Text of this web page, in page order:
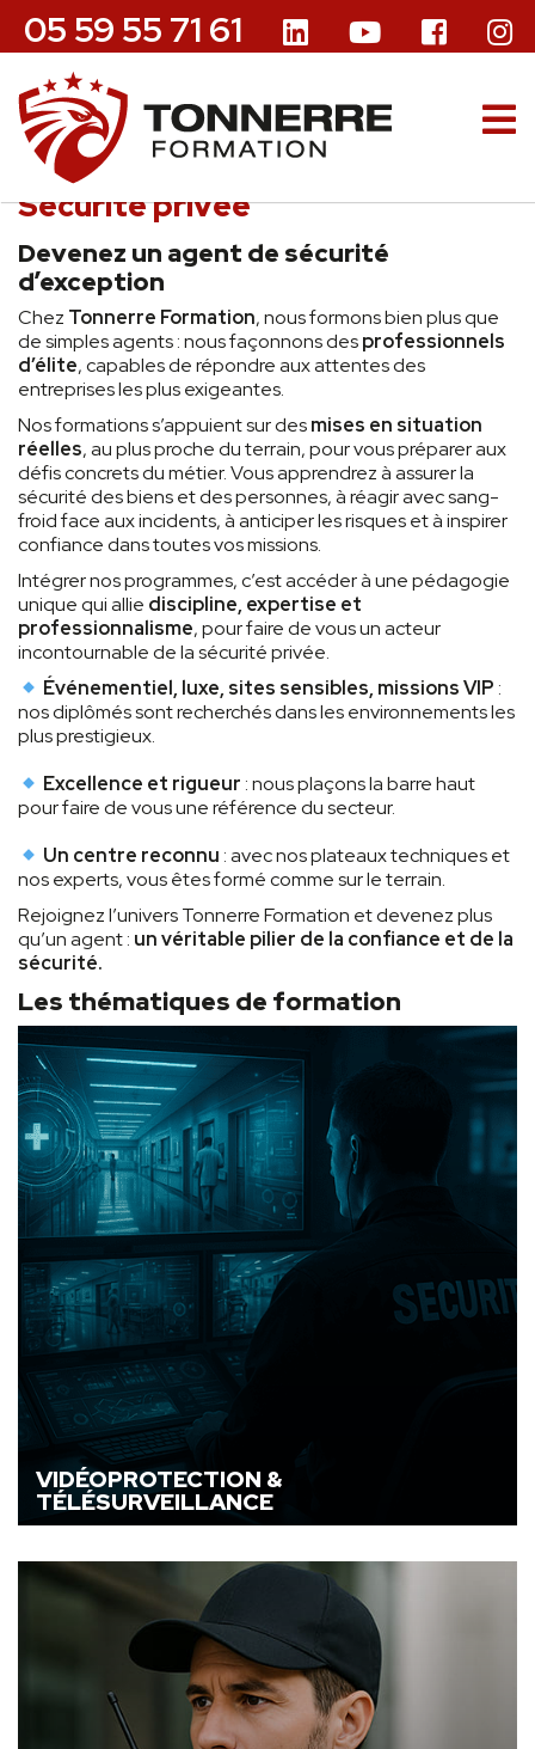
05 59 55 71 61
Sécurité privée
Devenez un agent de sécurité
d’exception
Chez Tonnerre Formation, nous formons bien plus que
de simples agents : nous façonnons desprofessionnels
d’élite, capables de répondre aux attentes des
entreprises les plus exigeantes.
Nos formations s’appuient sur desmises en situation
réelles, au plus proche du terrain, pour vous préparer aux
défis concrets du métier. Vous apprendrez à assurer la
sécurité des biens et des personnes, à réagir avec sang-
froid face aux incidents, à anticiper les risques et à inspirer
confiance dans toutes vos missions.
Intégrer nos programmes, c’est accéder à une pédagogie
unique qui allie discipline, expertise et
professionnalisme, pour faire de vous un acteur
incontournable de la sécurité privée.
Événementiel, luxe, sites sensibles, missions VIP :
nos diplômés sont recherchés dans les environnements les
plus prestigieux.
Excellence et rigueur : nous plaçons la barre haut
pour faire de vous une référence du secteur.
Un centre reconnu : avec nos plateaux techniques et
nos experts, vous êtes formé comme sur le terrain.
Rejoignez l’univers Tonnerre Formation et devenez plus
qu’un agent : un véritable pilier de la confiance et de la
sécurité.
Les thématiques de formation
VIDÉOPROTECTION &
TÉLÉSURVEILLANCE